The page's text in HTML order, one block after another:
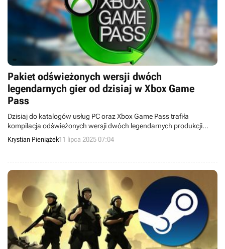
Pakiet odświeżonych wersji dwóch
legendarnych gier od dzisiaj w Xbox Game
Pass
Dzisiaj do katalogów usług PC oraz Xbox Game Pass trafiła
kompilacja odświeżonych wersji dwóch legendarnych produkcji
pozwalających nam zasmakować wirtualnej jazdy na deskorolce.
Krystian Pieniążek11 lipca 2025 07:04